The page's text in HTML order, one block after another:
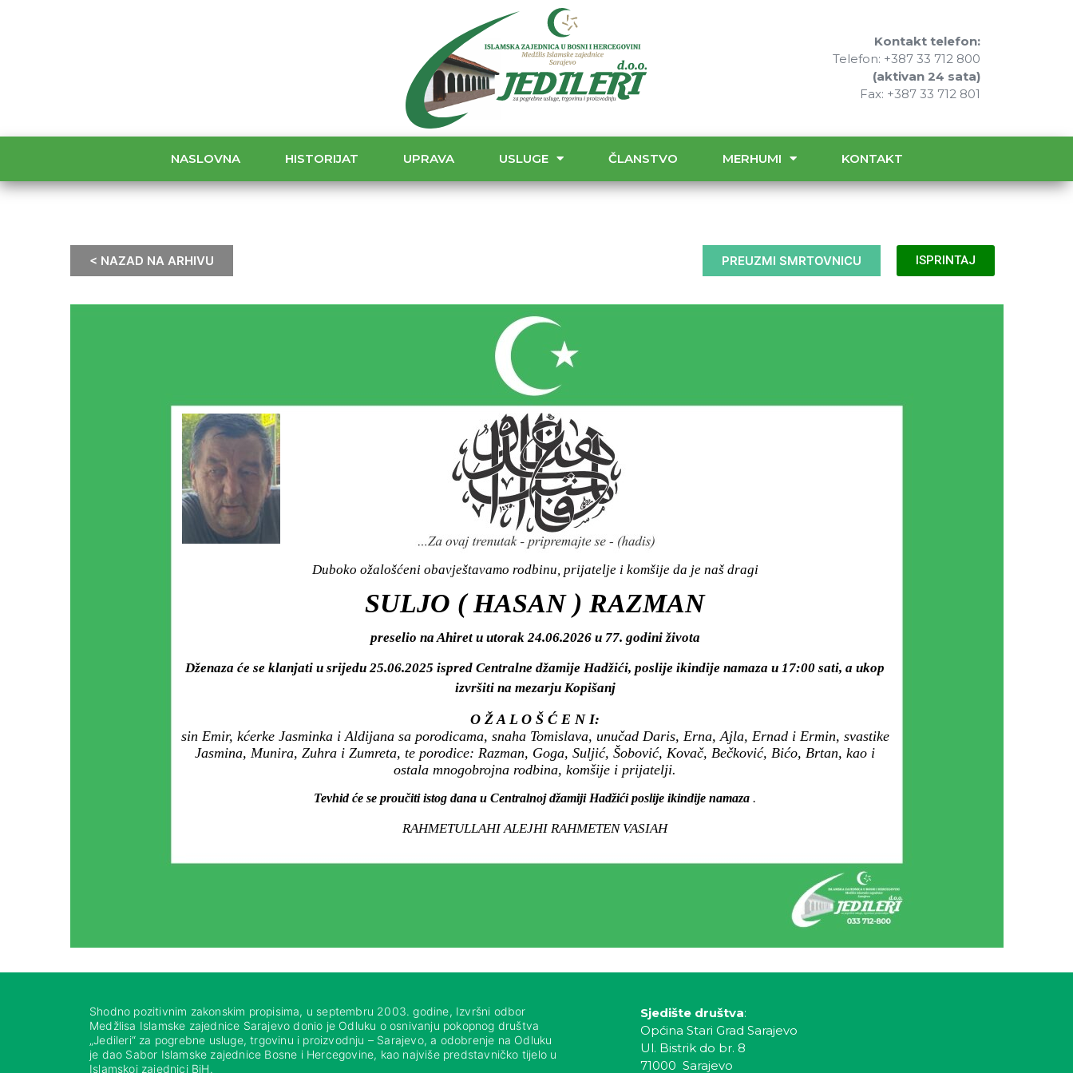
Kontakt telefon:
Telefon: +387 33 712 800
(aktivan 24 sata)
Fax: +387 33 712 801
NASLOVNA HISTORIJAT UPRAVA USLUGE ČLANSTVO MERHUMI KONTAKT
< NAZAD NA ARHIVU PREUZMI SMRTOVNICU ISPRINTAJ
Duboko ožalošćeni obavještavamo rodbinu, prijatelje i komšije da je naš dragi
SULJO ( HASAN ) RAZMAN
preselio na Ahiret u utorak 24.06.2026 u 77. godini života
Dženaza će se klanjati u srijedu 25.06.2025 ispred Centralne džamije Hadžići, poslije ikindije namaza u 17:00 sati, a ukop
izvršiti na mezarju Kopišanj
O Ž A L O Š Ć E N I:
sin Emir, kćerke Jasminka i Aldijana sa porodicama, snaha Tomislava, unučad Daris, Erna, Ajla, Ernad i Ermin, svastike
Jasmina, Munira, Zuhra i Zumreta, te porodice: Razman, Goga, Suljić, Šobović, Kovač, Bečković, Bićo, Brtan, kao i
ostala mnogobrojna rodbina, komšije i prijatelji.
Tevhid će se proučiti istog dana u Centralnoj džamiji Hadžići poslije ikindije namaza .
RAHMETULLAHI ALEJHI RAHMETEN VASIAH
Shodno pozitivnim zakonskim propisima, u septembru 2003. godine, Izvršni odbor
Medžlisa Islamske zajednice Sarajevo donio je Odluku o osnivanju pokopnog društva
„Jedileri“ za pogrebne usluge, trgovinu i proizvodnju – Sarajevo, a odobrenje na Odluku
je dao Sabor Islamske zajednice Bosne i Hercegovine, kao najviše predstavničko tijelo u
Islamskoj zajednici BiH.
Sjedište društva:
Općina Stari Grad Sarajevo
Ul. Bistrik do br. 8
71000 Sarajevo